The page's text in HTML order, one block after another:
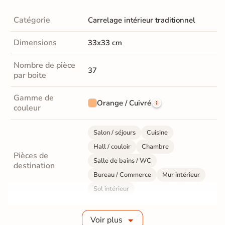
Catégorie Carrelage intérieur traditionnel
Dimensions 33x33 cm
Nombre de pièce
par boite
37
Gamme de
couleur
Orange / Cuivré
Pièces de
destination
Salon / séjours
Cuisine
Hall / couloir
Chambre
Salle de bains / WC
Bureau / Commerce
Mur intérieur
Sol intérieur
Grès cérame émaillé
Voir plus